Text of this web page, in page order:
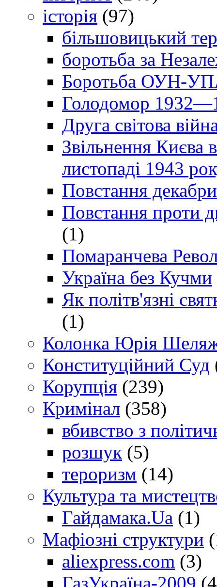
історія (97)
більшовицький
боротьба за
Боротьба ОУН-УПА
Голодомор
Друга світова
Звільнення Києва
листопаді 1943
Повстання
Повстання проти
(1)
Помаранчева
Україна без Кучми
Як політв'язні
(1)
Колонка Юрія
Конституційний Суд
Корупція (239)
Кримінал (358)
вбивство з
розшук (5)
тероризм (14)
Культура та
Гайдамака.Ua (1)
Мафіозні структури
aliexpress.com (3)
ГазУкраїна-2009